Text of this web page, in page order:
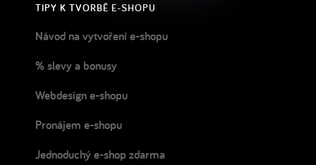
TIPY K TVORBĚ E-SHOPU
Návod na vytvoření e-shopu
% slevy a bonusy
Webdesign e-shopu
Pronájem e-shopu
Jednoduchý e-shop zdarma